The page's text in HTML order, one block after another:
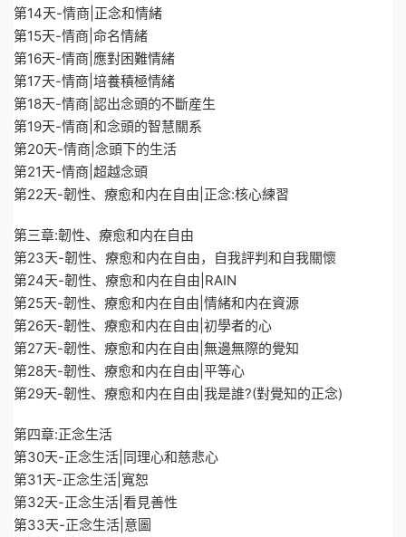
第14天-情商|正念和情緒
第15天-情商|命名情緒
第16天-情商|應對困難情緒
第17天-情商|培養積極情緒
第18天-情商|認出念頭的不斷産生
第19天-情商|和念頭的智慧關系
第20天-情商|念頭下的生活
第21天-情商|超越念頭
第22天-韌性、療愈和内在自由|正念:核心練習
第三章:韌性、療愈和内在自由
第23天-韌性、療愈和内在自由，自我評判和自我關懷
第24天-韌性、療愈和内在自由|RAIN
第25天-韌性、療愈和内在自由|情緒和内在資源
第26天-韌性、療愈和内在自由|初學者的心
第27天-韌性、療愈和内在自由|無邊無際的覺知
第28天-韌性、療愈和内在自由|平等心
第29天-韌性、療愈和内在自由|我是誰?(對覺知的正念)
第四章:正念生活
第30天-正念生活|同理心和慈悲心
第31天-正念生活|寬恕
第32天-正念生活|看見善性
第33天-正念生活|意圖